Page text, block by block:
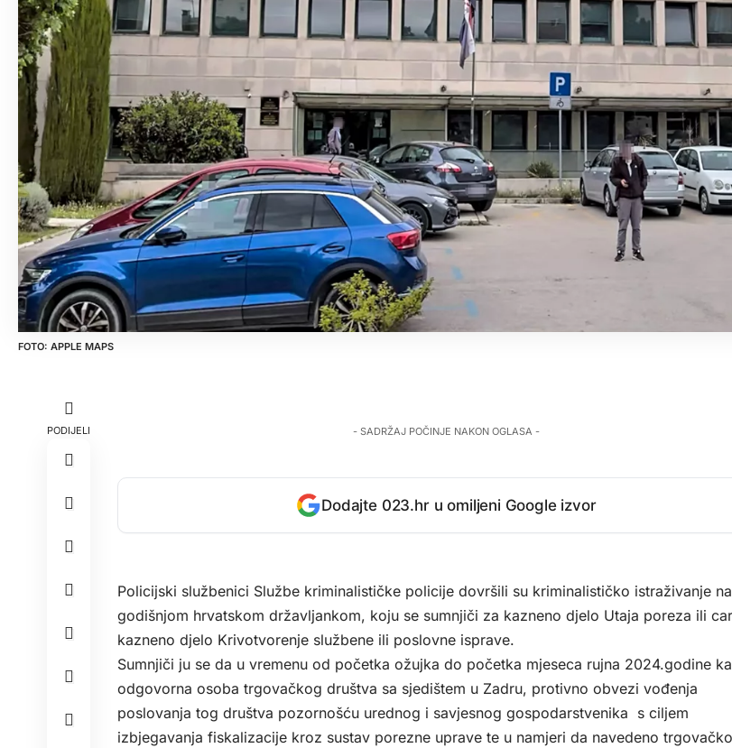
APPLE MAPS
PODIJELI - SADRŽAJ POČINJE NAKON OGLASA -
Dodajte 023.hr u omiljeni Google izvor
Policijski službenici Službe kriminalističke policije dovršili su kriminalističko istraživanje
godišnjom hrvatskom državljankom, koju se sumnjiči za kazneno djelo Utaja poreza ili
kazneno djelo Krivotvorenje službene ili poslovne isprave.
Sumnjiči ju se da u vremenu od početka ožujka do početka mjeseca rujna 2024.godine
odgovorna osoba trgovačkog društva sa sjedištem u Zadru, protivno obvezi vođenja
poslovanja tog društva pozornošću urednog i savjesnog gospodarstvenika s ciljem
izbjegavanja fiskalizacije kroz sustav porezne uprave te u namjeri da navedeno trgovačko